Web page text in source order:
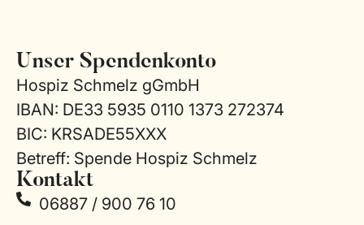
Unser Spendenkonto
Hospiz Schmelz gGmbH
IBAN: DE33 5935 0110 1373 272374
BIC: KRSADE55XXX
Betreff: Spende Hospiz Schmelz
Kontakt
06887 / 900 76 10